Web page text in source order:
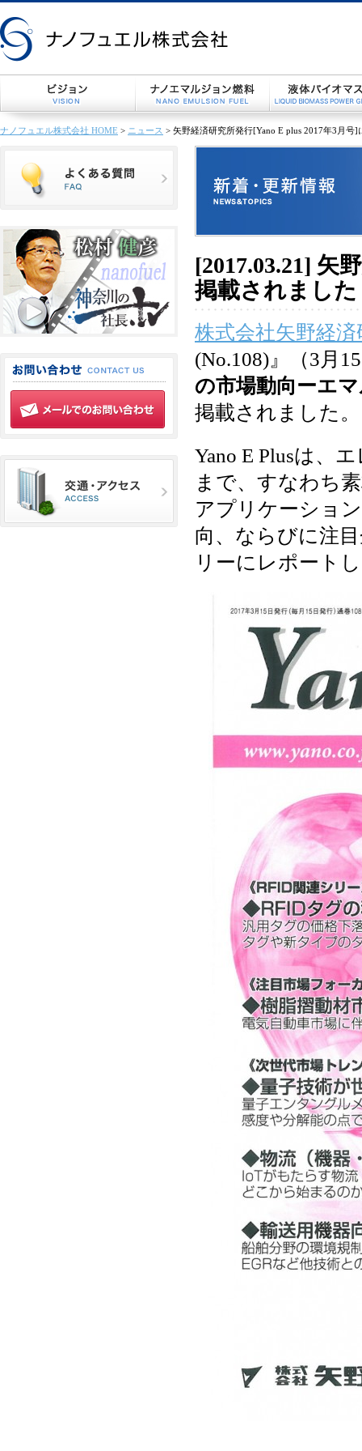
ナノフュエル株式会社 HOME > ニュース > 矢野経済研究所発行[Yano E plus 2017年3月
[2017.03.21] 矢
掲載されまし
株式会社矢野経済
(No.108)』（3月
の市場動向ーエ
掲載されました。
Yano E Plusは、
まで、すなわち
アプリケーショ
向、ならびに注
リーにレポート